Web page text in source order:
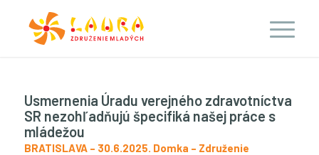
Usmernenia Úradu verejného zdravotníctva
SR nezohľadňujú špecifiká našej práce s
mládežou
BRATISLAVA – 30.6.2025. Domka – Združenie